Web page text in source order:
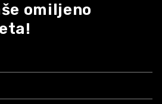
omiljeno